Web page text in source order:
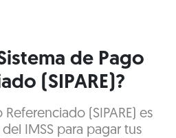
de Pago
(SIPARE)?
Referenciado (SIPARE) es
IMSS para pagar tus